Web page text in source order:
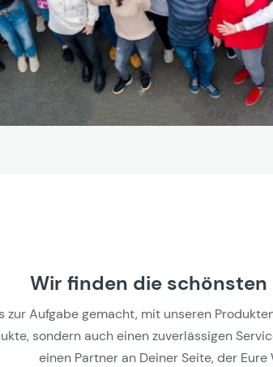
Wir finden die
zur Aufgabe gemacht, mit unseren
sondern auch einen zuverlässigen
einen Partner an Deiner Seite, der